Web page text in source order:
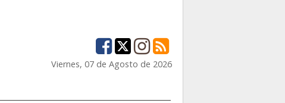
Viernes, 07 de Agosto de 2026